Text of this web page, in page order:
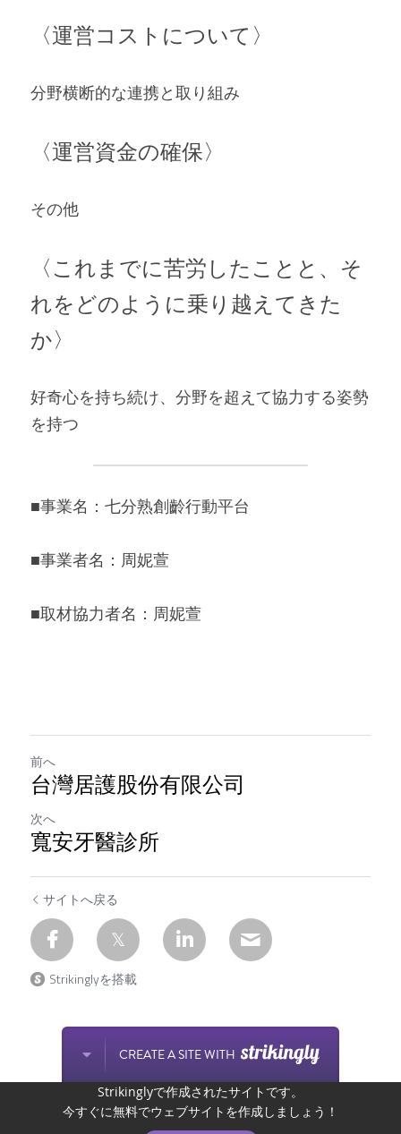
〈運営コストについて〉
分野横断的な連携と取り組み
〈運営資金の確保〉
その他
〈これまでに苦労したことと、そ
れをどのように乗り越えてきた
か〉
好奇心を持ち続け、分野を超えて協力する姿勢
を持つ
■事業名：七分熟創齡行動平台
■事業者名：周妮萱
■取材協力者名：周妮萱
前へ
台灣居護股份有限公司
次へ
寬安牙醫診所
サイトへ戻る
Strikinglyを搭載
CREATE A SITE WITH
Strikinglyで作成されたサイトです。
今すぐに無料でウェブサイトを作成しましょう！